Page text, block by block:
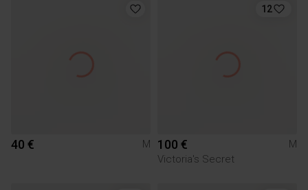
40 € M
12
100 €
M
Victoria's Secret